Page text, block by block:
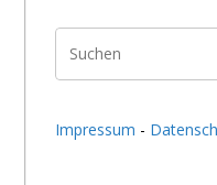
Impressum -